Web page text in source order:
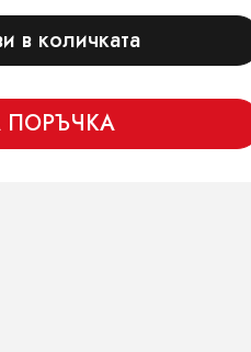
в количката
ПОРЪЧКА